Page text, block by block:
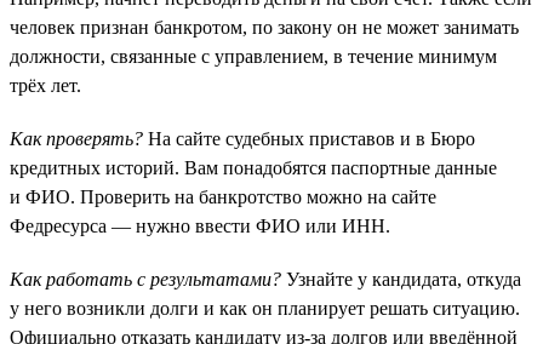
человек признан банкротом, по закону он не может занимать
должности, связанные с управлением, в течение минимум
трёх лет.
Как проверять? На сайте судебных приставов и в Бюро
кредитных историй. Вам понадобятся паспортные данные
и ФИО. Проверить на банкротство можно на сайте
Федресурса — нужно ввести ФИО или ИНН.
Как работать с результатами? Узнайте у кандидата, откуда
у него возникли долги и как он планирует решать ситуацию.
Официально отказать кандидату из-за долгов или введённой